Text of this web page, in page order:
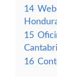
14
15
16